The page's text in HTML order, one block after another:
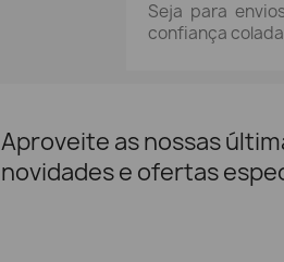
Seja para
confiança
Aproveite as nossas
novidades e ofertas